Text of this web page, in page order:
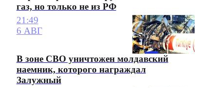
газ, но только не из РФ
21:49
6 АВГ
В зоне СВО уничтожен молдавский
наемник, которого награждал
Залужный